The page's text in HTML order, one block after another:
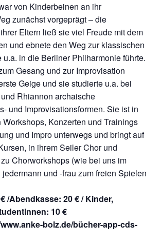
von Kinderbeinen an ihr
zunächst vorgeprägt – die
Eltern ließ sie viel Freude mit dem
und ebnete den Weg zur klassischen
u.a. in die Berliner Philharmonie führte.
Gesang und zur Improvisation
Geige und sie studierte u.a. bei
Rhiannon archaische
und Improvisationsformen. Sie ist in
Workshops, Konzerten und Trainings
und Impro unterwegs und bringt auf
in ihrem Seiler Chor und
Chorworkshops (wie bei uns im
und -frau zum freien Spielen
/Abendkasse: 20 € / Kinder,
10 €
bolz.de/bücher-app-cds-